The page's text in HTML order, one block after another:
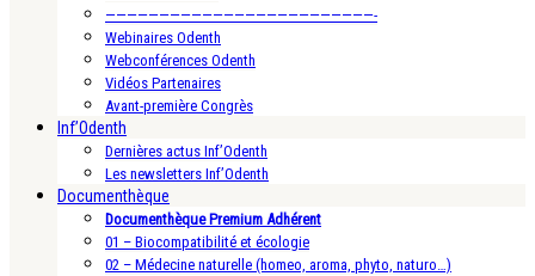
—————————————————————————-
Webinaires Odenth
Webconférences Odenth
Vidéos Partenaires
Avant-première Congrès
Inf’Odenth
Dernières actus Inf’Odenth
Les newsletters Inf’Odenth
Documenthèque
Documenthèque Premium Adhérent
01 – Biocompatibilité et écologie
02 – Médecine naturelle (homeo, aroma, phyto, naturo…)